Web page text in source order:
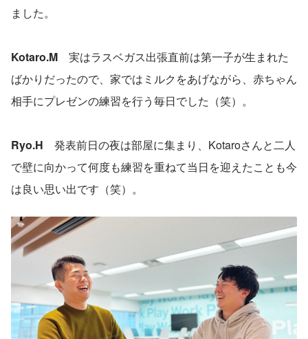
ました。
Kotaro.M 実はラスベガス出張直前は第一子が生まれた
ばかりだったので、家ではミルクをあげながら、赤ちゃん
相手にプレゼンの練習を行う毎日でした（笑）。
Ryo.H 発表前日の夜は部屋に集まり、Kotaroさんと二人
で壁に向かって何度も練習を重ねて当日を迎えたことも今
は良い思い出です（笑）。